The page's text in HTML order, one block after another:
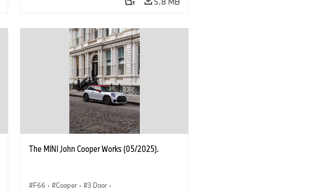
The MINI John Cooper Works (05/2025).
F66 · Cooper · 3 Door ·